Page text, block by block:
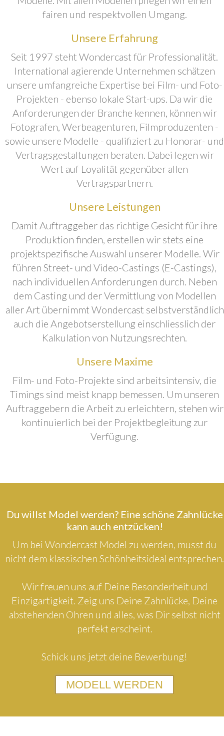
fairen und respektvollen Umgang.
Unsere Erfahrung
Seit 1997 steht Wondercast für Professionalität.
International agierende Unternehmen schätzen
unsere umfangreiche Expertise bei Film- und Foto-
Projekten - ebenso lokale Start-ups. Da wir die
Anforderungen der Branche kennen, können wir
Fotografen, Werbeagenturen, Filmproduzenten -
sowie unsere Modelle - qualifiziert zu Honorar- und
Vertragsgestaltungen beraten. Dabei legen wir
Wert auf Loyalität gegenüber allen
Vertragspartnern.
Unsere Leistungen
Damit Auftraggeber das richtige Gesicht für ihre
Produktion finden, erstellen wir stets eine
projektspezifische Auswahl unserer Modelle. Wir
führen Street- und Video-Castings (E-Castings),
nach individuellen Anforderungen durch. Neben
dem Casting und der Vermittlung von Modellen
aller Art übernimmt Wondercast selbstverständlich
auch die Angebotserstellung einschliesslich der
Kalkulation von Nutzungsrechten.
Unsere Maxime
Film- und Foto-Projekte sind arbeitsintensiv, die
Timings sind meist knapp bemessen. Um unseren
Auftraggebern die Arbeit zu erleichtern, stehen wir
kontinuierlich bei der Projektbegleitung zur
Verfügung.
Du willst Model werden? Eine schöne Zahnlücke
kann auch entzücken!
Um bei Wondercast Model zu werden, musst du
nicht dem klassischen Schönheitsideal entsprechen.
Wir freuen uns auf Deine Besonderheit und
Einzigartigkeit. Zeig uns Deine Zahnlücke, Deine
abstehenden Ohren und alles, was Dir selbst nicht
perfekt erscheint.
Schick uns jetzt deine Bewerbung!
MODELL WERDEN